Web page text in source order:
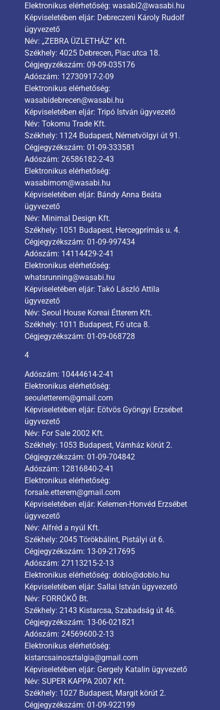
Elektronikus elérhetőség: wasabi2@wasabi.hu
Képviseletében eljár: Debreczeni Károly Rudolf
ügyvezető
Név: „ZEBRA ÜZLETHÁZ” Kft.
Székhely: 4025 Debrecen, Piac utca 18.
Cégjegyzékszám: 09-09-035176
Adószám: 12730917-2-09
Elektronikus elérhetőség:
wasabidebrecen@wasabi.hu
Képviseletében eljár: Tripó István ügyvezető
Név: Tokomu Trade Kft.
Székhely: 1124 Budapest, Németvölgyi út 91.
Cégjegyzékszám: 01-09-333581
Adószám: 26586182-2-43
Elektronikus elérhetőség:
wasabimom@wasabi.hu
Képviseletében eljár: Bándy Anna Beáta
ügyvezető
Név: Minimal Design Kft.
Székhely: 1051 Budapest, Hercegprímás u. 4.
Cégjegyzékszám: 01-09-997434
Adószám: 14114429-2-41
Elektronikus elérhetőség:
whatsrunning@wasabi.hu
Képviseletében eljár: Takó László Attila
ügyvezető
Név: Seoul House Koreai Étterem Kft.
Székhely: 1011 Budapest, Fő utca 8.
Cégjegyzékszám: 01-09-068728
4
Adószám: 10444614-2-41
Elektronikus elérhetőség:
seouletterem@gmail.com
Képviseletében eljár: Eötvös Gyöngyi Erzsébet
ügyvezető
Név: For Sale 2002 Kft.
Székhely: 1053 Budapest, Vámház körút 2.
Cégjegyzékszám: 01-09-704842
Adószám: 12816840-2-41
Elektronikus elérhetőség:
forsale.etterem@gmail.com
Képviseletében eljár: Kelemen-Honvéd Erzsébet
ügyvezető
Név: Alfréd a nyúl Kft.
Székhely: 2045 Törökbálint, Pistályi út 6.
Cégjegyzékszám: 13-09-217695
Adószám: 27113215-2-13
Elektronikus elérhetőség: doblo@doblo.hu
Képviseletében eljár: Sallai István ügyvezető
Név: FORRÓKŐ Bt.
Székhely: 2143 Kistarcsa, Szabadság út 46.
Cégjegyzékszám: 13-06-021821
Adószám: 24569600-2-13
Elektronikus elérhetőség:
kistarcsainosztalgia@gmail.com
Képviseletében eljár: Gergely Katalin ügyvezető
Név: SUPER KAPPA 2007 Kft.
Székhely: 1027 Budapest, Margit körút 2.
Cégjegyzékszám: 01-09-922199